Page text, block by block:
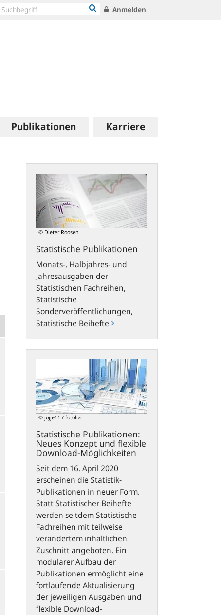
Anmelden
Publikationen Karriere
© Dieter Roosen
Statistische Publikationen
Monats-, Halbjahres- und
Jahresausgaben der
Statistischen Fachreihen,
Statistische
Sonderveröffentlichungen,
Statistische Beihefte
Publikationen
© jojje11 / fotolia
Statistische Publikationen:
Neues Konzept und flexible
Download-Möglichkeiten
Seit dem 16. April 2020
erscheinen die Statistik-
Publikationen in neuer Form.
Statt Statistischer Beihefte
werden seitdem Statistische
Fachreihen mit teilweise
verändertem inhaltlichen
Zuschnitt angeboten. Ein
modularer Aufbau der
Publikationen ermöglicht eine
fortlaufende Aktualisierung
der jeweiligen Ausgaben und
flexible Download-
Neues
Konzept
und
flexible
Möglichkeiten